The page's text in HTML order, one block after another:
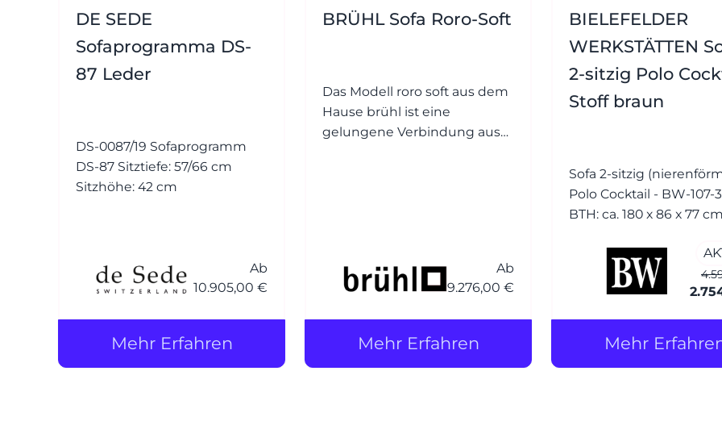
DE SEDE
Sofaprogramma DS-
87 Leder
DS-0087/19 Sofaprogramm
DS-87 Sitztiefe: 57/66 cm
Sitzhöhe: 42 cm
Ab
10.905,00 €
Mehr Erfahren
BRÜHL Sofa Roro-Soft
Das Modell roro soft aus dem
Hause brühl ist eine
gelungene Verbindung aus
der Zusatz soft.
Ab
9.276,00 €
Mehr Erfahren
BIELEFELDER
WERKSTÄTTEN
2-sitzig Polo
Stoff braun
Sofa 2-sitzig
Polo Cocktail - BW-107-
BTH: ca. 180 x 86 x 77
Holzteile: Esche
Mehr